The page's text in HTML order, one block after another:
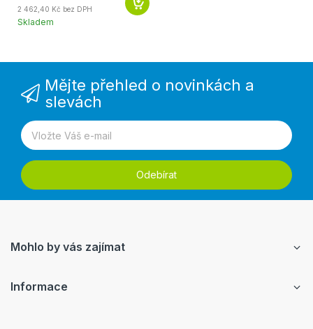
2 462,40 Kč bez DPH
Skladem
Mějte přehled o novinkách a
slevách
Odebírat
Mohlo by vás zajímat
Informace